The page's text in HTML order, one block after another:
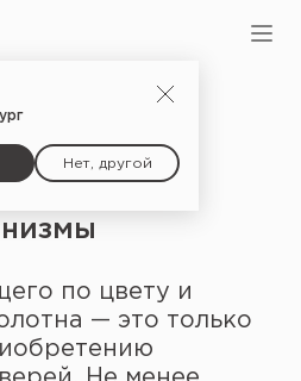
Нет, другой
по цвету и
— это только